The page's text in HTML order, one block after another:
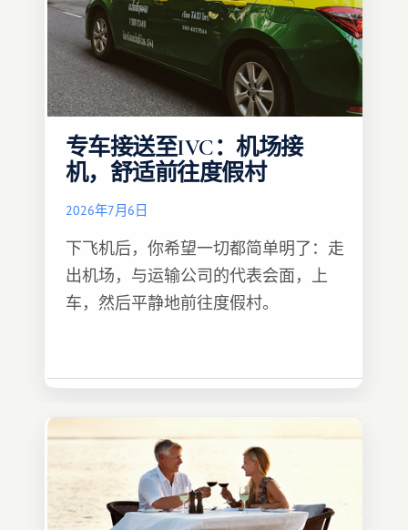
专车接送至IVC：机场接
机，舒适前往度假村
2026年7月6日
下飞机后，你希望一切都简单明了：走
出机场，与运输公司的代表会面，上
车，然后平静地前往度假村。